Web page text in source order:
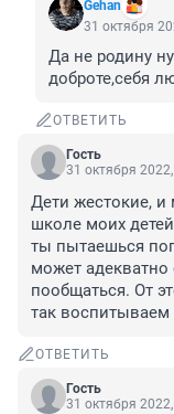
Gehan
31 октября
Да не родину
доброте,себя
ОТВЕТИТЬ
Гость
31 октября
Дети жестокие, и
школе моих
ты пытаешься
может адекватно
пообщаться. От
так воспитываем
ОТВЕТИТЬ
Гость
31 октября